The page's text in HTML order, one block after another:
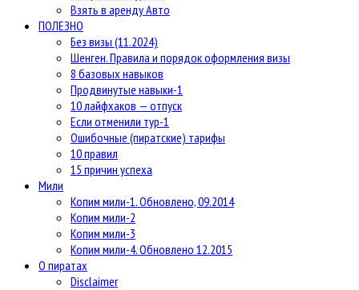
Взять в аренду Авто
ПОЛЕЗНО
Без визы (11.2024)
Шенген. Правила и порядок оформления визы
8 базовых навыков
Продвинутые навыки-1
10 лайфхаков — отпуск
Если отменили тур-1
Ошибочные (пиратские) тарифы
10 правил
15 причин успеха
Мили
Копим мили-1. Обновлено, 09.2014
Копим мили-2
Копим мили-3
Копим мили-4. Обновлено 12.2015
О пиратах
Disclaimer